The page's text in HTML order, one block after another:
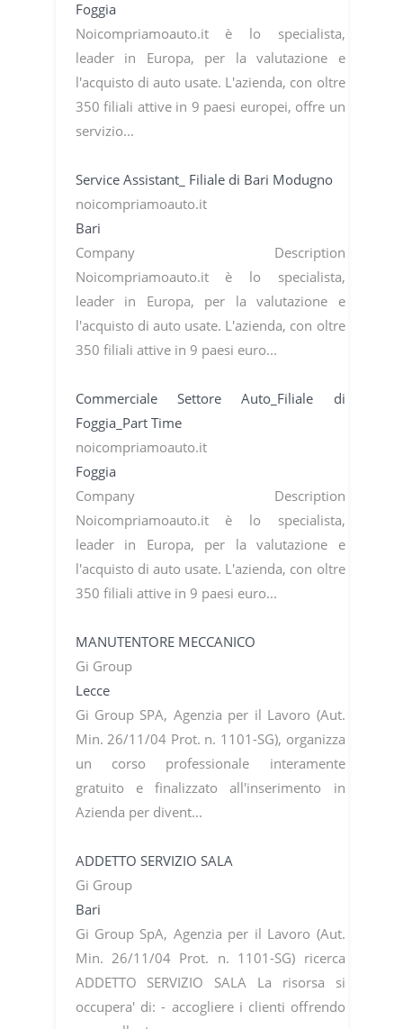
Foggia
Noicompriamoauto.it è lo specialista,
leader in Europa, per la valutazione e
l'acquisto di auto usate. L'azienda, con oltre
350 filiali attive in 9 paesi europei, offre un
servizio...
Service Assistant_ Filiale di Bari Modugno
noicompriamoauto.it
Bari
Company Description
Noicompriamoauto.it è lo specialista,
leader in Europa, per la valutazione e
l'acquisto di auto usate. L'azienda, con oltre
350 filiali attive in 9 paesi euro...
Commerciale Settore Auto_Filiale di
Foggia_Part Time
noicompriamoauto.it
Foggia
Company Description
Noicompriamoauto.it è lo specialista,
leader in Europa, per la valutazione e
l'acquisto di auto usate. L'azienda, con oltre
350 filiali attive in 9 paesi euro...
MANUTENTORE MECCANICO
Gi Group
Lecce
Gi Group SPA, Agenzia per il Lavoro (Aut.
Min. 26/11/04 Prot. n. 1101-SG), organizza
un corso professionale interamente
gratuito e finalizzato all'inserimento in
Azienda per divent...
ADDETTO SERVIZIO SALA
Gi Group
Bari
Gi Group SpA, Agenzia per il Lavoro (Aut.
Min. 26/11/04 Prot. n. 1101-SG) ricerca
ADDETTO SERVIZIO SALA La risorsa si
occupera' di: - accogliere i clienti offrendo